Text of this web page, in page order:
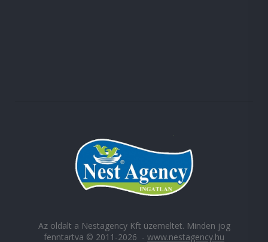
Az oldalt a Nestagency Kft üzemeltet. Minden jog
fenntartva © 2011-2026 - www.nestagency.hu